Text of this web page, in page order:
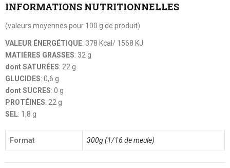
INFORMATIONS NUTRITIONNELLES
(valeurs moyennes pour 100 g de produit)
VALEUR ÉNERGÉTIQUE: 378 Kcal/ 1568 KJ
MATIÈRES GRASSES: 32 g
dont SATURÉES: 22 g
GLUCIDES: 0,6 g
dont SUCRES: 0 g
PROTÉINES: 22 g
SEL: 1,8 g
Format 300g (1/16 de meule)